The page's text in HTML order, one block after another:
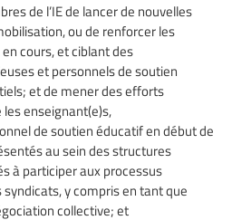
de l’IE de lancer de nouvelles
ou de renforcer les
cours, et ciblant des
et personnels de soutien
et de mener des efforts
enseignant(e)s,
de soutien éducatif en début de
au sein des structures
à participer aux processus
y compris en tant que
collective; et